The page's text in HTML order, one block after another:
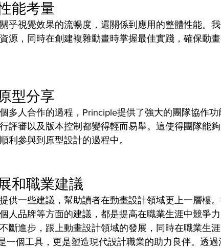
能考量
乎視覺效果的流暢度，還關係到應用的整體性能。
源，同時在創建複雜動畫時掌握最佳實踐，確保動
型分享
多人合作的過程，Principle提供了強大的團隊協作功
評審以及版本控制都變得輕而易舉。這使得團隊能
利參與到原型設計的過程中。
和職業建議
供一些建議，幫助讀者在動畫設計領域更上一層樓
人品牌等方面的建議，都是提高在職業生涯中競爭
斷進步，跟上動畫設計領域的發展，同時在職業生涯
一個工具，更是塑造現代設計職業的助力良伴。透